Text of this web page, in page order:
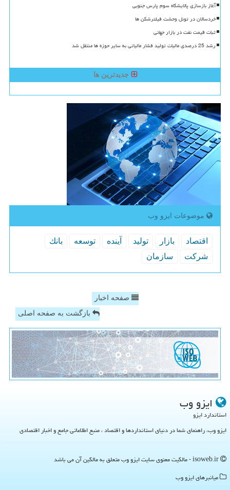
آغاز بازسازی پالایشگاه سوم پارس جنوبی
خردسالان در تونل وحشت فیلترشکن ها
ثبات قیمت نفت در بازار جهانی
رشد 25 درصدی مالیات تولید فشار مالیاتی به سایر حوزه ها منتقل شد
جدیدترین ها
موضوعات ایزو وب
اقتصاد بازار تولید آینده توسعه
بانك
شركت
سازمان
صفحه اخبار
بازگشت به صفحه اصلی
ایزو وب
استاندارد ایزو
ایزو وب، راهنمای شما در دنیای استانداردها و اقتصاد ، منبع اطلاعاتی جامع و اخبار اقتصادی
میانبرهای ایزو وب